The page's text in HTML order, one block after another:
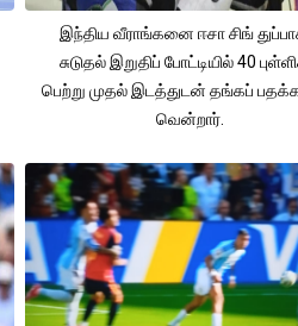
இந்திய வீராங்கனை ஈசா சிங்
சுடுதல் இறுதிப் போட்டியில் 40
பெற்று முதல் இடத்துடன் தங்கப்
வென்றார்.